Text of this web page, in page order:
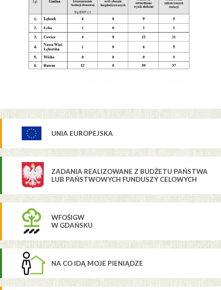
UNIA EUROPEJSKA
ZADANIA REALIZOWANE Z BUDŻETU PAŃSTWA
LUB PAŃSTWOWYCH FUNDUSZY CELOWYCH
WFOŚIGW
W GDAŃSKU
NA CO IDĄ MOJE PIENIĄDZE